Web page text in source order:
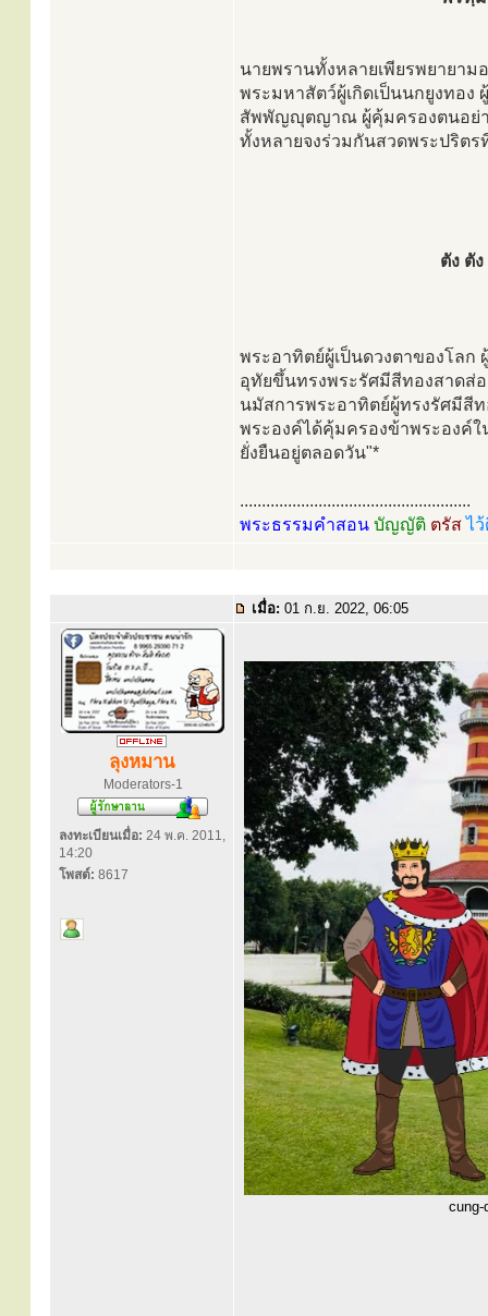
นายพรานทั้งหลายเพียรพยายาม
พระมหาสัตว์ผู้เกิดเป็นนกยูงทอง
สัพพัญญุตญาณ ผู้คุ้มครองตนอย่า
ทั้งหลายจงร่วมกันสวดพระปริตร
ตัง ตั
พระอาทิตย์ผู้เป็นดวงตาของโลก
อุทัยขึ้นทรงพระรัศมีสีทองสาดส่
นมัสการพระอาทิตย์ผู้ทรงรัศมีสี
พระองค์ได้คุ้มครองข้าพระองค์
ยั่งยืนอยู่ตลอดวัน"*
.....................................................
พระธรรมคำสอน บัญญัติ ตรัสไ
เมื่อ: 01 ก.ย. 2022, 06:05
ลุงหมาน
Moderators-1
ลงทะเบียนเมื่อ: 24 พ.ค. 2011,
14:20
โพสต์: 8617
cung-